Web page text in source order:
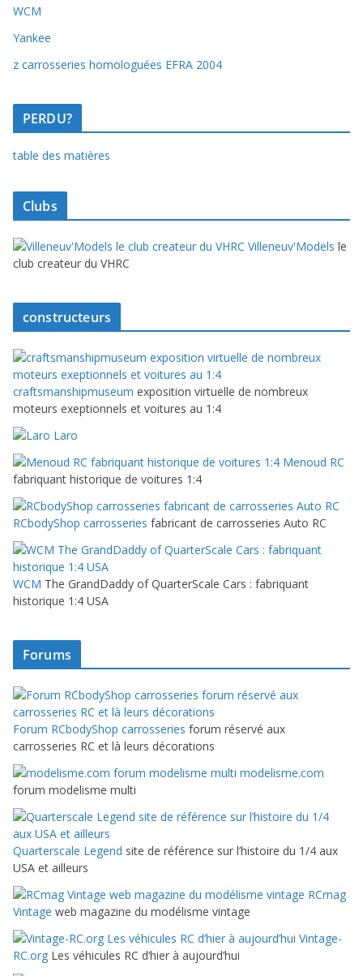
WCM
Yankee
z carrosseries homologuées EFRA 2004
PERDU?
table des matières
Clubs
Villeneuv'Models le
club createur du VHRC
constructeurs
craftsmanshipmuseum exposition virtuelle de nombreux
moteurs exeptionnels et voitures au 1:4
Laro
Menoud RC
fabriquant historique de voitures 1:4
RCbodyShop carrosseries fabricant de carrosseries Auto RC
WCM The GrandDaddy of QuarterScale Cars : fabriquant
historique 1:4 USA
Forums
Forum RCbodyShop carrosseries forum réservé aux
carrosseries RC et là leurs décorations
modelisme.com
forum modelisme multi
Quarterscale Legend site de référence sur l’histoire du 1/4 aux
USA et ailleurs
RCmag
Vintage web magazine du modélisme vintage
Vintage-
RC.org Les véhicules RC d’hier à aujourd’hui